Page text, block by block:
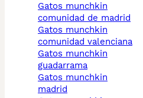
gatos munchkin
comunidad de madrid
gatos munchkin
comunidad valenciana
gatos munchkin
guadarrama
gatos munchkin
madrid